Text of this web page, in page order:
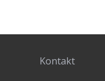
Kontakt